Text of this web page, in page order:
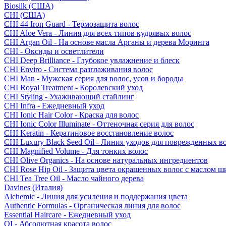
Biosilk (США)
CHI (США)
CHI 44 Iron Guard - Термозащита волос
CHI Aloe Vera - Линия для всех типов кудрявых волос
CHI Argan Oil - На основе масла Арганы и дерева Моринга
CHI - Оксиды и осветлители
CHI Deep Brilliance - Глубокое увлажнение и блеск
CHI Enviro - Система разглаживания волос
CHI Man - Мужская серия для волос, усов и бороды
CHI Royal Treatment - Королевский уход
CHI Styling - Ухаживающий стайлинг
CHI Infra - Ежедневный уход
CHI Ionic Hair Color - Краска для волос
CHI Ionic Color Illuminate - Оттеночная серия для волос
CHI Keratin - Кератиновое восстановление волос
CHI Luxury Black Seed Oil - Линия уходов для поврежденных
CHI Magnified Volume - Для тонких волос
CHI Olive Organics - На основе натуральных ингредиентов
CHI Rose Hip Oil - Защита цвета окрашенных волос с маслом
CHI Tea Tree Oil - Масло чайного дерева
Davines (Италия)
Alchemic - Линия для усиления и поддержания цвета
Authentic Formulas - Органическая линия для волос
Essential Haircare - Eжедневный уход
OI - Абсолютная красота волос